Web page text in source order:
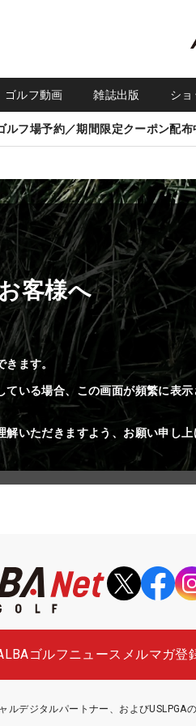
ゴルフ動画 雑誌出版 シ
ルフ場予約／期間限定クーポン配布
客様へ
ます。
いる場合、この画面が頻繁に表示
いただきますよう、お願い申し上
ゴルフニュース メルマガ登
ルデジタルパートナー、およびUSLPGA